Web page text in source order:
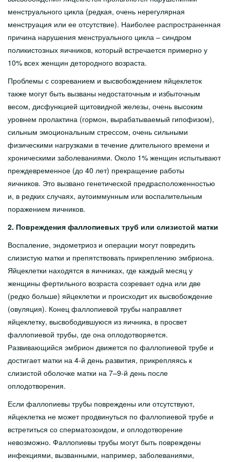
менструального цикла (редкая, очень нерегулярная
менструация или ее отсутствие). Наиболее распространенная
причина нарушения менструального цикла – синдром
поликистозных яичников, который встречается примерно у
10% всех женщин детородного возраста.
Проблемы с созреванием и высвобождением яйцеклеток
также могут быть вызваны недостаточным и избыточным
весом, дисфункцией щитовидной железы, очень высоким
уровнем пролактина (гормон, вырабатываемый гипофизом),
сильным эмоциональным стрессом, очень сильными
физическими нагрузками в течение длительного времени и
хроническими заболеваниями. Около 1% женщин испытывают
преждевременное (до 40 лет) прекращение работы
яичников. Это вызвано генетической предрасположенностью
и, в редких случаях, аутоиммунным или воспалительным
поражением яичников.
2. Повреждения фаллопиевых труб или слизистой матки
Воспаление, эндометриоз и операции могут повредить
слизистую матки и препятствовать прикреплению эмбриона.
Яйцеклетки находятся в яичниках, где каждый месяц у
женщины фертильного возраста созревает одна или две
(редко больше) яйцеклетки и происходит их высвобождение
(овуляция). Конец фаллопиевой трубы направляет
яйцеклетку, высвободившуюся из яичника, в просвет
фаллопиевой трубы, где она оплодотворяется.
Развивающийся эмбрион движется по фаллопиевой трубе и
достигает матки на 4-й день развития, прикрепляясь к
слизистой оболочке матки на 7–9-й день после
оплодотворения.
Если фаллопиевы трубы повреждены или отсутствуют,
яйцеклетка не может продвинуться по фаллопиевой трубе и
встретиться со сперматозоидом, и оплодотворение
невозможно. Фаллопиевы трубы могут быть повреждены
инфекциями, вызванными, например, заболеваниями,